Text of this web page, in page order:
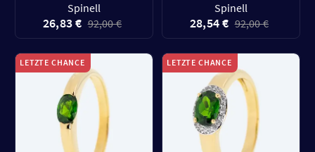
Spinell
26,83 € 92,00 €
Spinell
28,54 € 92,00 €
LETZTE CHANCE LETZTE CHANCE